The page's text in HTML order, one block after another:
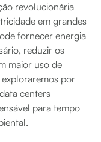
revolucionária
em grandes
fornecer energia
reduzir os
maior uso de
por
centers
para tempo